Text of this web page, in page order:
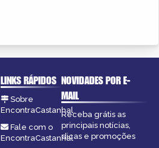
LINKS RÁPIDOS
Sobre
EncontraCastanhal
Fale com o
EncontraCastanhal
NOVIDADES POR E-
MAIL
Receba grátis as
principais notícias,
dicas e promoções